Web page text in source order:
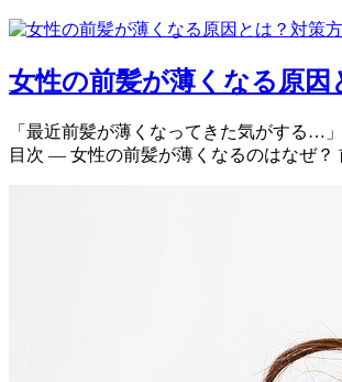
女性の前髪が薄くなる原因
「最近前髪が薄くなってきた気がする…
目次 — 女性の前髪が薄くなるのはなぜ